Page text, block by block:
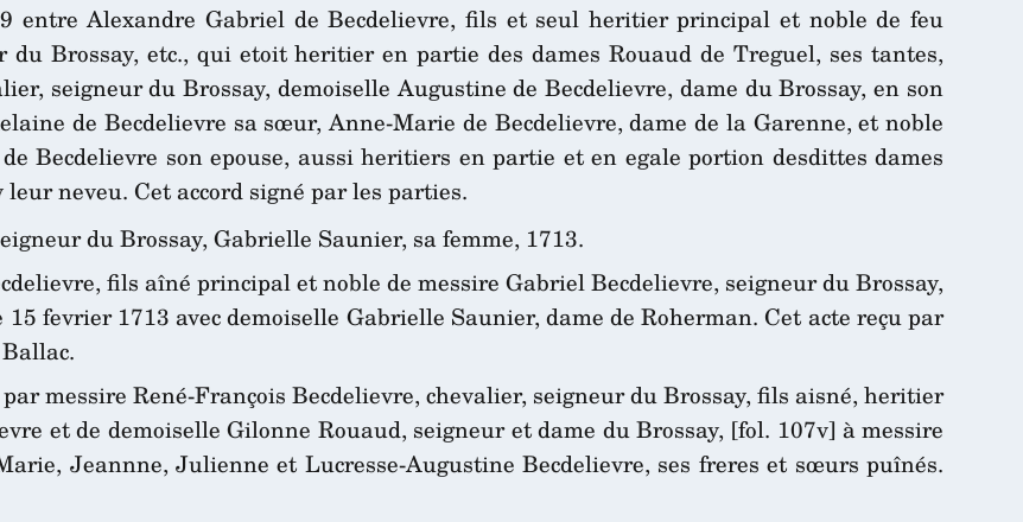
entre Alexandre Gabriel de Becdelievre, fils et seul heritier principal et noble de feu
du Brossay, etc., qui etoit heritier en partie des dames Rouaud de Treguel, ses tantes,
seigneur du Brossay, demoiselle Augustine de Becdelievre, dame du Brossay, en son
de Becdelievre sa sœur, Anne-Marie de Becdelievre, dame de la Garenne, et noble
Becdelievre son epouse, aussi heritiers en partie et en egale portion desdittes dames
neveu. Cet accord signé par les parties.
du Brossay, Gabrielle Saunier, sa femme, 1713.
fils aîné principal et noble de messire Gabriel Becdelievre, seigneur du Brossay,
fevrier 1713 avec demoiselle Gabrielle Saunier, dame de Roherman. Cet acte reçu par
messire René-François Becdelievre, chevalier, seigneur du Brossay, fils aisné, heritier
et de demoiselle Gilonne Rouaud, seigneur et dame du Brossay, [fol. 107v] à messire
Jeannne, Julienne et Lucresse-Augustine Becdelievre, ses freres et sœurs puînés.